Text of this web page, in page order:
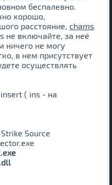
беспалевно.
хорошо,
расстояние, chams
включайте, за неё
ничего не могу
в нем присутствует
осуществлять
( ins - на
Source